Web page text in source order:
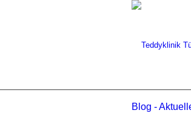
Blog -